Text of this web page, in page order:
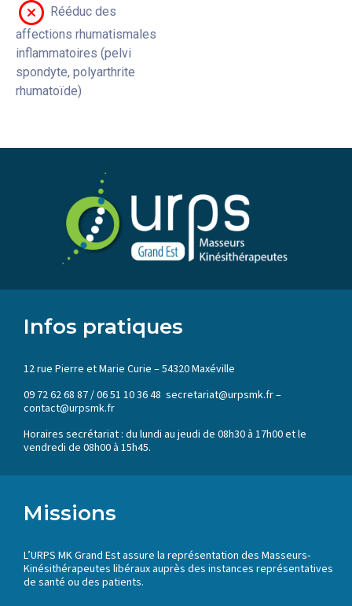
Rééduc des
affections rhumatismales
inflammatoires (pelvi
spondyte, polyarthrite
rhumatoïde)
Infos pratiques
12 rue Pierre et Marie Curie – 54320 Maxéville
09 72 62 68 87 / 06 51 10 36 48 secretariat@urpsmk.fr –
contact@urpsmk.fr
Horaires secrétariat : du lundi au jeudi de 08h30 à 17h00 et le
vendredi de 08h00 à 15h45.
Missions
L’URPS MK Grand Est assure la représentation des Masseurs-
Kinésithérapeutes libéraux auprès des instances représentatives
de santé ou des patients.